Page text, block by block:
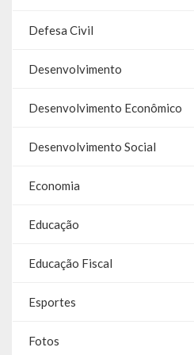
Parcerias – LEI 13.019/2014
RGF
RPPS
Transparência
Apresentação
Portal da Transparência
Defesa Civil
Desenvolvimento
Desenvolvimento Econômico
Desenvolvimento Social
Economia
Educação
Educação Fiscal
Esportes
Fotos